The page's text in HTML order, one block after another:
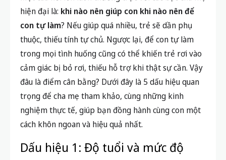
hiện đại là: khi nào nên giúp con khi nào nên để
con tự làm? Nếu giúp quá nhiều, trẻ sẽ dần phụ
thuộc, thiếu tính tự chủ. Ngược lại, để con tự làm
trong mọi tình huống cũng có thể khiến trẻ rơi vào
cảm giác bị bỏ rơi, thiếu hỗ trợ khi thật sự cần. Vậy
đâu là điểm cân bằng? Dưới đây là 5 dấu hiệu quan
trọng để cha mẹ tham khảo, cùng những kinh
nghiệm thực tế, giúp bạn đồng hành cùng con một
cách khôn ngoan và hiệu quả nhất.
Dấu hiệu 1: Độ tuổi và mức độ